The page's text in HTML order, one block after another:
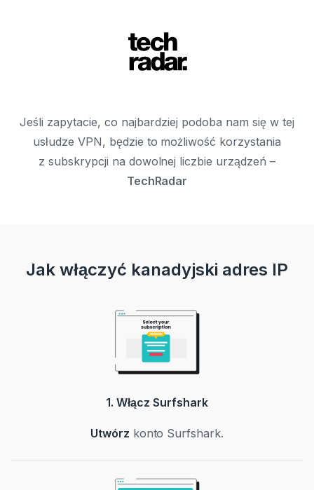
Jeśli zapytacie, co najbardziej podoba nam się w tej
usłudze VPN, będzie to możliwość korzystania
z subskrypcji na dowolnej liczbie urządzeń –
TechRadar
Jak włączyć kanadyjski adres IP
1. Włącz Surfshark
Utwórz konto Surfshark.